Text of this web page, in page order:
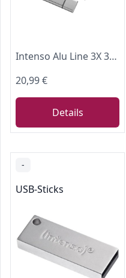
Intenso Alu Line 3X 32GB USB-Stick USB 2.0 silber (Dreierpackung)
20,99 €
Details
-
USB-Sticks